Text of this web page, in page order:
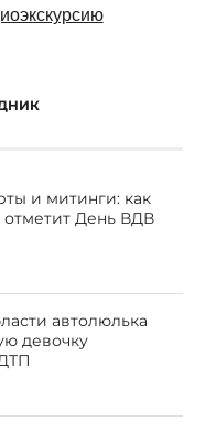
и митинги: как
День ВДВ
автолюлька
девочку